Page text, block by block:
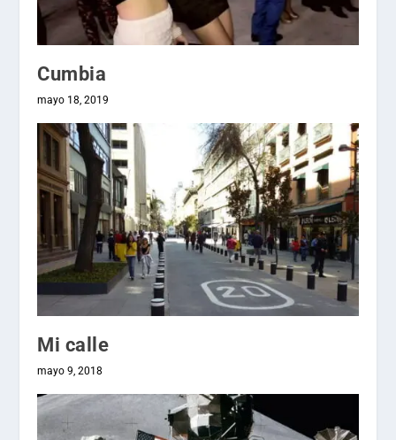
Cumbia
mayo 18, 2019
Mi calle
mayo 9, 2018